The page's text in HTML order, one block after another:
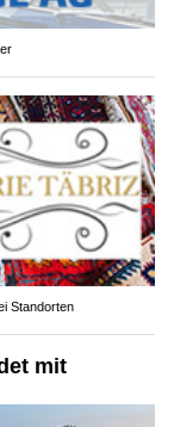
Standorten
mit